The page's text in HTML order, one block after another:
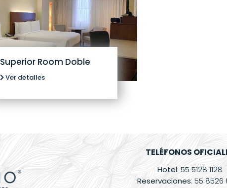
Superior Room Doble
Ver detalles
TELÉFONOS
Hotel: 55 5128 1128
Reservaciones: 55 8526